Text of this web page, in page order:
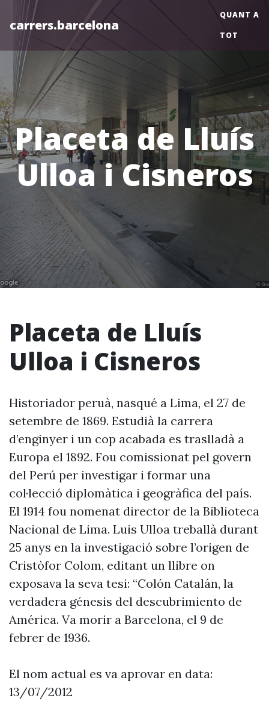
carrers.barcelona
QUANT A
TOT
Placeta de Lluís
Ulloa i Cisneros
Placeta de Lluís
Ulloa i Cisneros
Historiador peruà, nasqué a Lima, el 27 de
setembre de 1869. Estudià la carrera
d’enginyer i un cop acabada es traslladà a
Europa el 1892. Fou comissionat pel govern
del Perú per investigar i formar una
col·lecció diplomàtica i geogràfica del país.
El 1914 fou nomenat director de la Biblioteca
Nacional de Lima. Luis Ulloa treballà durant
25 anys en la investigació sobre l’origen de
Cristòfor Colom, editant un llibre on
exposava la seva tesi: “Colón Catalán, la
verdadera génesis del descubrimiento de
América. Va morir a Barcelona, el 9 de
febrer de 1936.
El nom actual es va aprovar en data:
13/07/2012